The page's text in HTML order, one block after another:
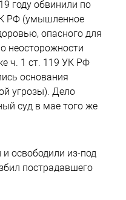
году обвинили по
РФ (умышленное
опасного для
неосторожности
ч. 1 ст. 119 УК РФ
основания
угрозы). Дело
суд в мае того же
освободили из-под
пострадавшего